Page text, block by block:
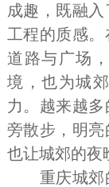
成趣，既融
工程的质感
道路与广场
境，也为城
力。越来越
旁散步，明亮
也让城郊的夜
重庆城郊的